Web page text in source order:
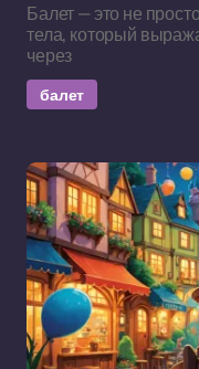
Балет — это не
тела, который
через
балет